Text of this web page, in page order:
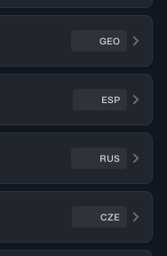
GEO
ESP
RUS
CZE